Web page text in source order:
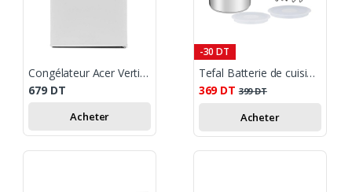
Congélateur Acer Vertical 100L Blanc
679 DT
Acheter
-30 DT
Tefal Batterie de cuisine 13 pièces
369 DT 399DT
Acheter